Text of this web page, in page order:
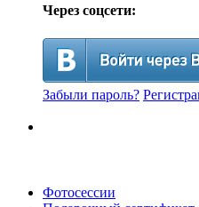
Через соцсети:
Забыли пароль?
Фотосессии